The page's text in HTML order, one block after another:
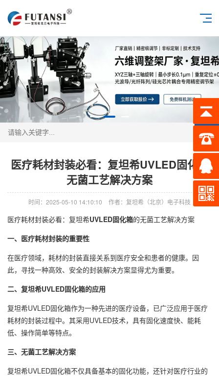
搜索
医疗耗材封装必看：复坦希UVLED固化箱
无菌工艺解决方案
时间：2025-05-10 14:10:10 作者：复坦希（北京）电子科技
医疗耗材封装必看：复坦希UVLED固化箱的无菌工艺解决方案
一、医疗耗材封装的重要性
在医疗领域，耗材的封装直接关系到医疗安全和患者的健康。因
此，寻找一种高效、安全的封装解决方案显得尤为重要。
二、复坦希UVLED固化箱的应用
复坦希UVLED固化箱作为一种先进的医疗设备，已广泛应用于医疗
耗材的封装过程中。其采用UVLED技术，具有固化速度快、能耗
低、操作简单等特点。
三、无菌工艺解决方案
复坦希UVLED固化箱不仅具备基本的固化功能，还针对医疗行业的